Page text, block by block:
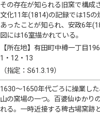
その存在が知られる旧窯で構成
文化11年(1814)の記録では15の
あったことが知られ、安政6年
図には16室描かれている。
【所在地】有田町中樽一丁目
1・12・13
（指定：S61.3.19）
1630〜1650年代ごろに操業し
山の窯場の一つ。百婆仙ゆかり
れる。一時近接する稗古場窯跡